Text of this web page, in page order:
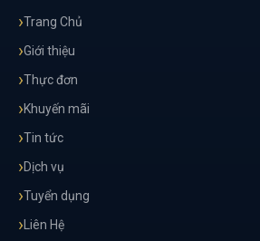
Trang Chủ
Giới thiệu
Thực đơn
Khuyến mãi
Tin tức
Dịch vụ
Tuyển dụng
Liên Hệ